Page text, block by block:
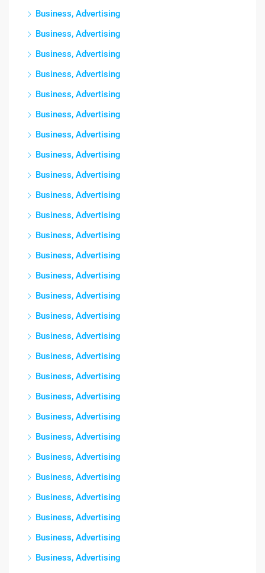
Business, Advertising
Business, Advertising
Business, Advertising
Business, Advertising
Business, Advertising
Business, Advertising
Business, Advertising
Business, Advertising
Business, Advertising
Business, Advertising
Business, Advertising
Business, Advertising
Business, Advertising
Business, Advertising
Business, Advertising
Business, Advertising
Business, Advertising
Business, Advertising
Business, Advertising
Business, Advertising
Business, Advertising
Business, Advertising
Business, Advertising
Business, Advertising
Business, Advertising
Business, Advertising
Business, Advertising
Business, Advertising